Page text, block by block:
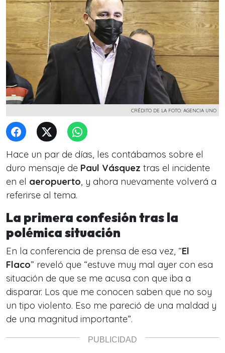
CRÉDITO DE LA FOTO: AGENCIA UNO
Hace un par de días, les contábamos sobre el
duro mensaje de Paul Vásquez tras el incidente
en el aeropuerto, y ahora nuevamente volverá a
referirse al tema.
La primera confesión tras la
polémica situación
En la conferencia de prensa de esa vez, “El
Flaco” reveló que “estuve muy mal ayer con esa
situación de que se me acusa con que iba a
disparar. Los que me conocen saben que no soy
un tipo violento. Eso me pareció de una maldad y
de una magnitud importante”.